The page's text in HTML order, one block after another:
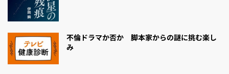
不倫ドラマか否か 脚本家からの謎に挑む楽し
み